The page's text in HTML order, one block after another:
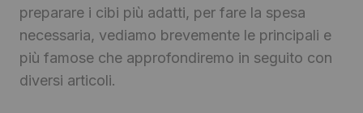
preparare i cibi più adatti, per fare la spesa
necessaria, vediamo brevemente le principali e
più famose che approfondiremo in seguito con
diversi articoli.